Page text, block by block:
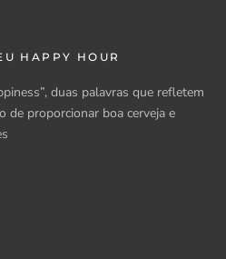
HAPPY HOUR
duas palavras que refletem
de proporcionar boa cerveja e